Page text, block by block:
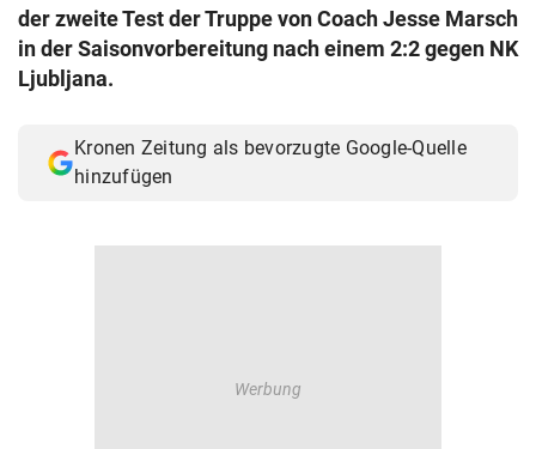
der zweite Test der Truppe von Coach Jesse Marsch
in der Saisonvorbereitung nach einem 2:2 gegen NK
Ljubljana.
Kronen Zeitung als bevorzugte Google-Quelle
hinzufügen